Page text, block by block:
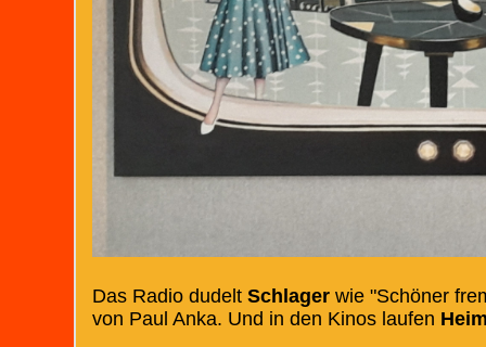
Das Radio dudelt Schlager wie "Schöner
von Paul Anka. Und in den Kinos laufen